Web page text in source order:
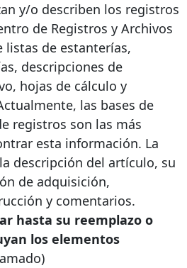
y/o describen los registros
de Registros y Archivos
listas de estanterías,
descripciones de
hojas de cálculo y
las bases de
registros son las más
esta información. La
descripción del artículo, su
de adquisición,
y comentarios.
hasta su reemplazo o
los elementos